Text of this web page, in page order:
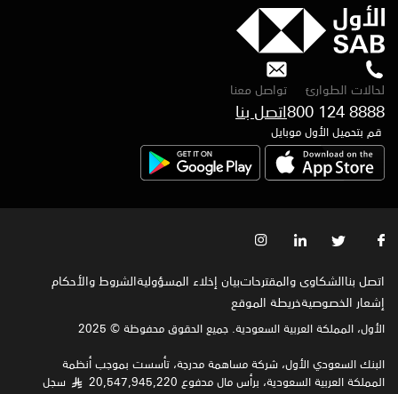
لحالات الطوارئ
800 124 8888
تواصل معنا
اتصل بنا
قم بتحميل الأول موبايل
اتصل بناالشكاوى والمقترحاتبيان إخلاء المسؤوليةالشروط والأحكام
إشعار الخصوصية‍خريطة الموقع
الأول، المملكة العربية السعودية. جميع الحقوق محفوظة © 2025
البنك السعودي الأول، شركة مساهمة مدرجة، تأسست بموجب أنظمة
المملكة العربية السعودية، برأس مال مدفوع 20,547,945,220
§
سجل